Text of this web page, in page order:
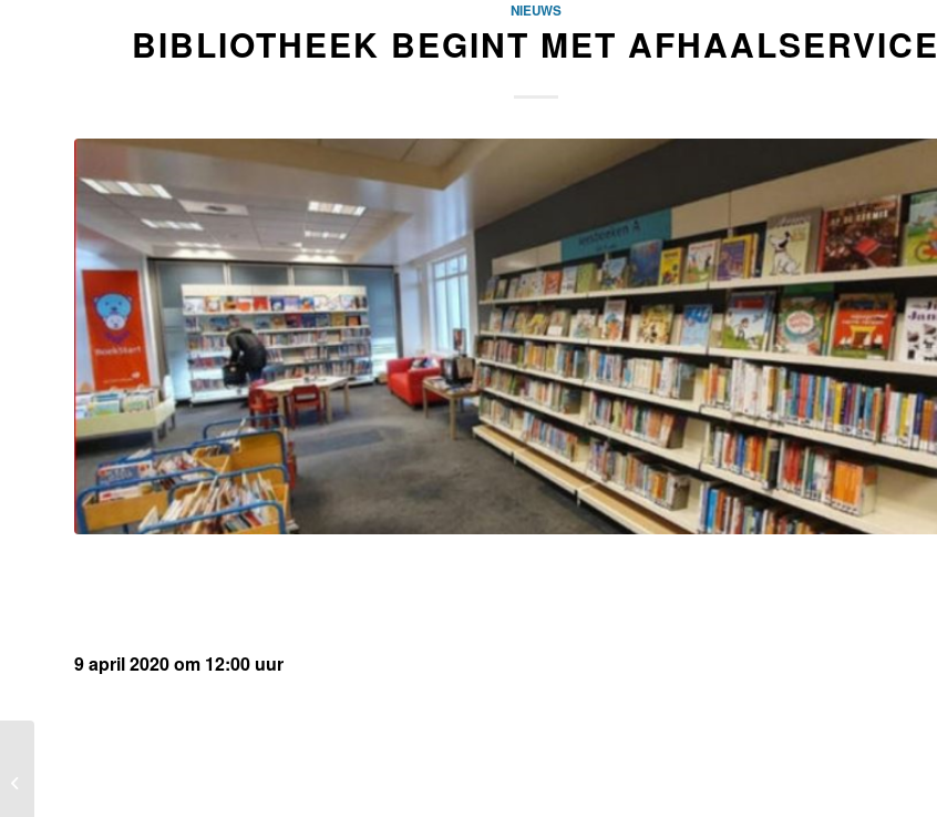
NIEUWS
BIBLIOTHEEK BEGINT MET AFHAALSERVICE
9 april 2020 om 12:00 uur